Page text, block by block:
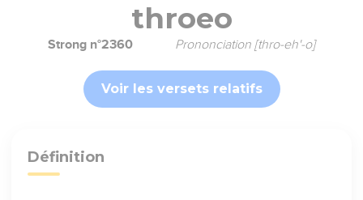
throeo
Strong n°2360 Prononciation [thro-eh'-o]
Voir les versets relatifs
Définition